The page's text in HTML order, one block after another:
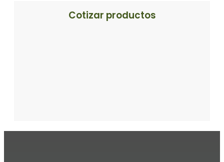
Cotizar productos